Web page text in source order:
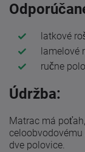
latkové
lamelové
ručne
Údržba:
Matrac má
dve polovice.